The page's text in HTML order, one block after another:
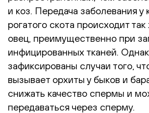
и коз. Передача заболевания у
рогатого скота происходит так
овец, преимущественно при
инфицированных тканей.
зафиксированы случаи того,
вызывает орхиты у быков и
снижать качество спермы и
передаваться через сперму.